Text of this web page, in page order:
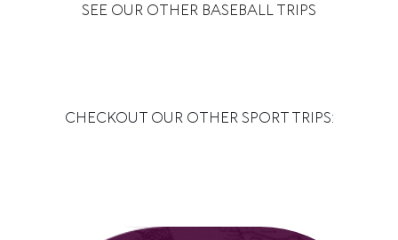
SEE OUR OTHER BASEBALL TRIPS